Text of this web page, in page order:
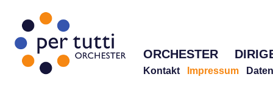
ORCHESTER
Kontakt Impressum